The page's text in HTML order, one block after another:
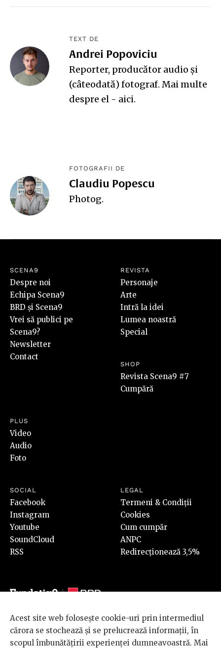
TEXT DE
Andrei Popoviciu
Reporter, producător audio și
(câteodată) fotograf. Mai multe
despre el - aici.
FOTOGRAFII DE
Claudiu Popescu
Photog.
SCENA9
Despre noi
Echipa Scena9
BRD și Scena9
Vrei să publici pe
Scena9?
Newsletter
Contact
REVISTA
Personaje
Arte
Intră la idei
Lumea noastră
Special
SHOP
Revista Scena9 #7
Cumpără
PLUS
Video
Audio
Foto
SOCIAL
Facebook
Instagram
Youtube
SoundCloud
RSS
LEGAL
Termeni & Condiții
Cookies
Cum cumpăr
ANPC
Redirecționează 3,5%
© 2026 BRD Groupe Société Générale, toate drepturile rezervate.
Scena 9 este un proiect sustinut de
BRD GROUPE SOCIÉTÉ
Acest site web folosește cookie-uri prin intermediul
cărora se stochează și se prelucrează informații, în
scopul îmbunătățirii experienței dumneavoastră. Mai